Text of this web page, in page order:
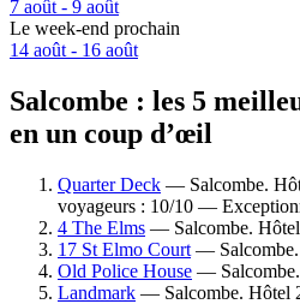
7 août - 9 août
Le week-end prochain
14 août - 16 août
Salcombe : les 5
en un coup d’œil
Quarter Deck — Salcombe.
voyageurs : 10/10 —
4 The Elms — Salcombe. Hôtel
17 St Elmo Court — Salcombe.
Old Police House —
Landmark — Salcombe. Hôtel